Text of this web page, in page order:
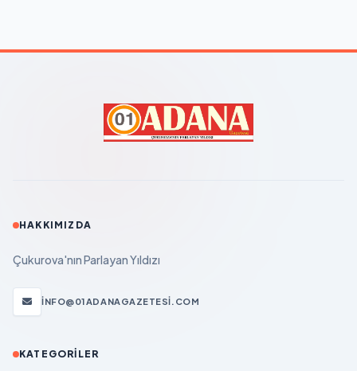
HAKKIMIZDA
Çukurova'nın Parlayan Yıldızı
INFO@01ADANAGAZETESI.COM
KATEGORILER